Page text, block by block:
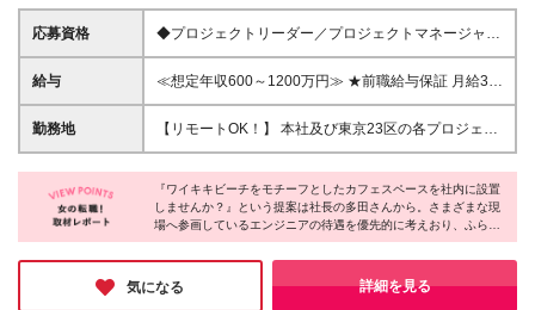
応募資格
◆プロジェクトリーダー／プロジェクトマネージャー
のご経験 ◆PMOの業務経験 ※学歴不問
給与
≪想定年収600～1200万円≫ ★前職給与保証 月給37
万5000円～73万円＋ 賞与年2回（4ヶ月分）＋各種手
当＋残業代全額支給 ※試用期間は3ヶ月。その間の給
回の昇給機会を設定。入社年次に関係なく評価し、還
元しております。
勤務地
【リモートOK！】 本社及び東京23区の各プロジェク
ト先での勤務となります ※転居を伴う転勤はありませ
ん 本社／東京都港区赤坂3-21-20 赤坂ロングビーチビ
ル ★就業先にもよりますが、リモート案件も多く取
り扱っている為、リモート勤務での就業も可能です！
【社長から溢れ出るエンジニアファーストの精神】
エンジニアの皆さんが羽根を休められる場所として、
ハワイのワイキキビーチをモチーフとしたカフェスペ
ースを社内に設置すべく内装計画中！ドリンク・軽食
『ワイキキビーチをモチーフとしたカフェスペースを社内に設置
しませんか？』という提案は社長の多田さんから。さまざまな現
場へ参画しているエンジニアの待遇を優先的に考えおり、ふらっ
と立ち寄り珈琲を飲んで一息つくときや、ワークスペースとして
使いたいときに、いつでも利用できるようにと発案されました。
居心地の良い環境は社員と一緒に作っていくスタンスです。長く
活躍できる会社を探している方はぜひご応募ください♪
気になる 詳細を見る